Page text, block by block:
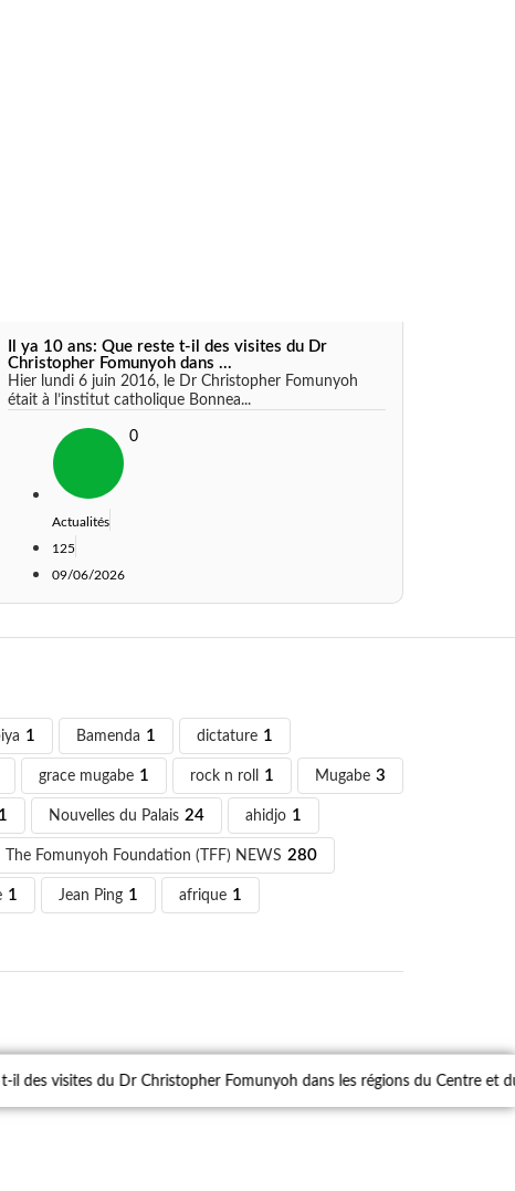
Il ya 10 ans: Que reste t-il des visites du Dr
Christopher Fomunyoh dans ...
Hier lundi 6 juin 2016, le Dr Christopher Fomunyoh
était à l’institut catholique Bonnea...
Actualités
125
09/06/2026
0
1 Bamenda 1 dictature 1
grace mugabe 1 rock n roll 1 Mugabe 3
1 Nouvelles du Palais 24 ahidjo 1
The Fomunyoh Foundation (TFF) NEWS 280
1 Jean Ping 1 afrique 1
il des visites du Dr Christopher Fomunyoh dans les régions du Centre et